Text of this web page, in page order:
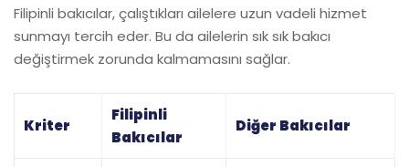
Filipinli bakıcılar, çalıştıkları ailelere uzun vadeli hizmet
sunmayı tercih eder. Bu da ailelerin sık sık bakıcı
değiştirmek zorunda kalmamasını sağlar.
Kriter
Filipinli
Bakıcılar
Diğer Bakıcılar